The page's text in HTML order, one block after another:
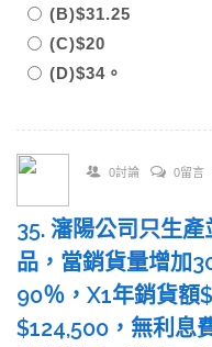
(B)$31.25
(C)$20
(D)$34。
0討論 0留言
35. 瀋陽公司只生
品，當銷貨量增加
90％，X1年銷貨額
$124,500，無利息